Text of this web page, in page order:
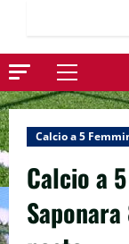
Menu
principale
Calcio a 5
Calcio a